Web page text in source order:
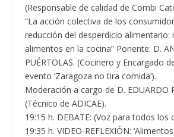
(Responsable de calidad de Combi
“La acción colectiva de los
reducción del desperdicio alimentario:
alimentos en la cocina” Ponente: D.
PUÉRTOLAS. (Cocinero y Encargado
evento ‘Zaragoza no tira comida’).
Moderación a cargo de D. EDUARDO
(Técnico de ADICAE).
19:15 h. DEBATE: (Voz para todos los
19:35 h. VIDEO-REFLEXIÓN: